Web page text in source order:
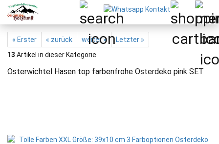
« Erster « zurück weiter »
Letzter »
13 Artikel in dieser Kategorie
Osterwichtel Hasen top farbenfrohe Osterdeko pink SET